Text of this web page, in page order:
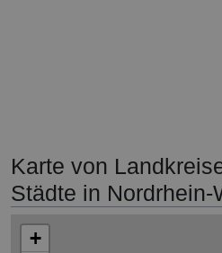
Karte von
Städte in Nordrhein-
+